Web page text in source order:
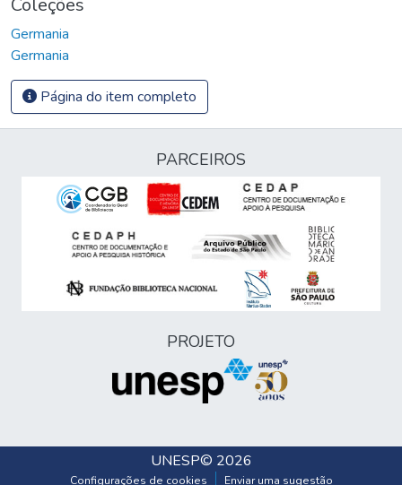
Germania
Germania
Página do item completo
PARCEIROS
PROJETO
UNESP© 2026
Configurações de cookies Enviar uma sugestão